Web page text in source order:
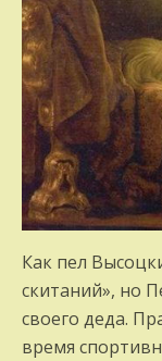
Как пел
скитаний», но
своего деда.
время